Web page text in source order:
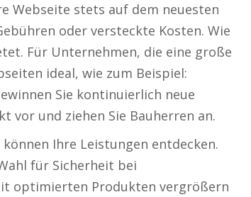
Webseite stets auf dem neuesten
oder versteckte Kosten. Wie
Für Unternehmen, die eine große
ideal, wie zum Beispiel:
Sie kontinuierlich neue
vor und ziehen Sie Bauherren an.
Ihre Leistungen entdecken.
für Sicherheit bei
optimierten Produkten vergrößern